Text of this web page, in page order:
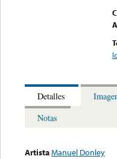
Detalles
Notas
ArtistaManuel Donley